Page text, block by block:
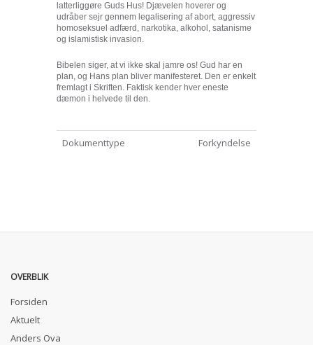
latterliggøre Guds Hus! Djævelen hoverer og
udråber sejr gennem legalisering af abort, aggressiv
homoseksuel adfærd, narkotika, alkohol, satanisme
og islamistisk invasion.
Bibelen siger, at vi ikke skal jamre os! Gud har en
plan, og Hans plan bliver manifesteret. Den er enkelt
fremlagt i Skriften. Faktisk kender hver eneste
dæmon i helvede til den.
Dokumenttype Forkyndelse
OVERBLIK
Forsiden
Aktuelt
Anders Ova